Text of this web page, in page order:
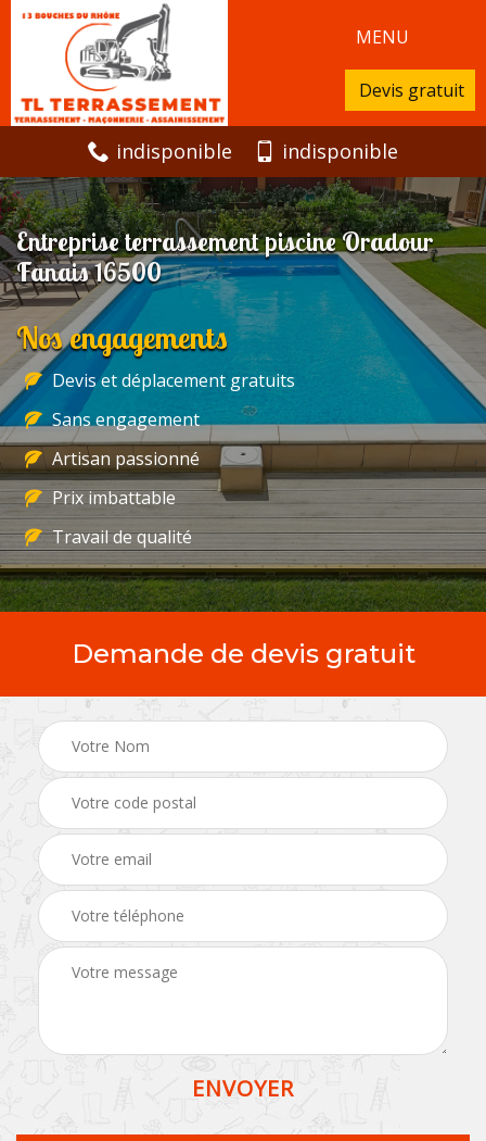
MENU
Devis gratuit
indisponible indisponible
Entreprise terrassement piscine Oradour
Fanais 16500
Nos engagements
Devis et déplacement gratuits
Sans engagement
Artisan passionné
Prix imbattable
Travail de qualité
Demande de devis gratuit